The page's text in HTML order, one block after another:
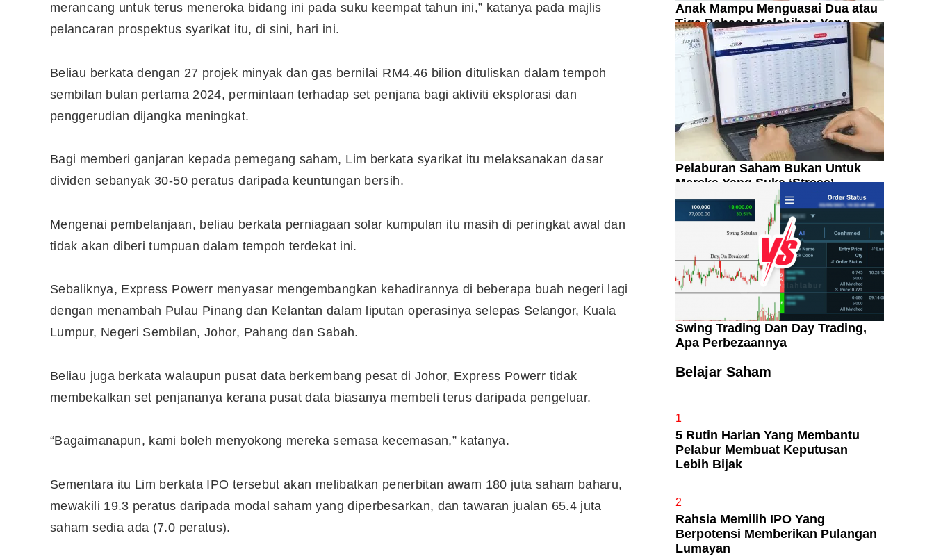
merancang untuk terus meneroka bidang ini pada suku keempat tahun ini,” katanya pada majlis
pelancaran prospektus syarikat itu, di sini, hari ini.
Beliau berkata dengan 27 projek minyak dan gas bernilai RM4.46 bilion dituliskan dalam tempoh
sembilan bulan pertama 2024, permintaan terhadap set penjana bagi aktiviti eksplorasi dan
penggerudian dijangka meningkat.
Bagi memberi ganjaran kepada pemegang saham, Lim berkata syarikat itu melaksanakan dasar
dividen sebanyak 30-50 peratus daripada keuntungan bersih.
Mengenai pembelanjaan, beliau berkata perniagaan solar kumpulan itu masih di peringkat awal dan
tidak akan diberi tumpuan dalam tempoh terdekat ini.
Sebaliknya, Express Powerr menyasar mengembangkan kehadirannya di beberapa buah negeri lagi
dengan menambah Pulau Pinang dan Kelantan dalam liputan operasinya selepas Selangor, Kuala
Lumpur, Negeri Sembilan, Johor, Pahang dan Sabah.
Beliau juga berkata walaupun pusat data berkembang pesat di Johor, Express Powerr tidak
membekalkan set penjananya kerana pusat data biasanya membeli terus daripada pengeluar.
“Bagaimanapun, kami boleh menyokong mereka semasa kecemasan,” katanya.
Sementara itu Lim berkata IPO tersebut akan melibatkan penerbitan awam 180 juta saham baharu,
mewakili 19.3 peratus daripada modal saham yang diperbesarkan, dan tawaran jualan 65.4 juta
saham sedia ada (7.0 peratus).
Anak Mampu Menguasai Dua atau
Tiga Bahasa: Kelebihan Yang
Semakin Dicari
Pelaburan Saham Bukan Untuk
Mereka Yang Suka ‘Stress’
Swing Trading Dan Day Trading,
Apa Perbezaannya
Belajar Saham
1
5 Rutin Harian Yang Membantu
Pelabur Membuat Keputusan
Lebih Bijak
2
Rahsia Memilih IPO Yang
Berpotensi Memberikan Pulangan
Lumayan
Editor Picks
Saham di Bursa Malaysia
Kenali Franchisee Disebalik
10 Aplikasi Perlu Ada Dalam
Telefon Seorang Pelabur
Syarikat Yang Beri Dividen
Tertinggi Di Bursa Malaysia
Apa Itu Fundamental Analysis
Yang Selalu Sifu Saham Sebut
Tu?